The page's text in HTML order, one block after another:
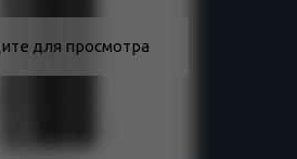
для просмотра